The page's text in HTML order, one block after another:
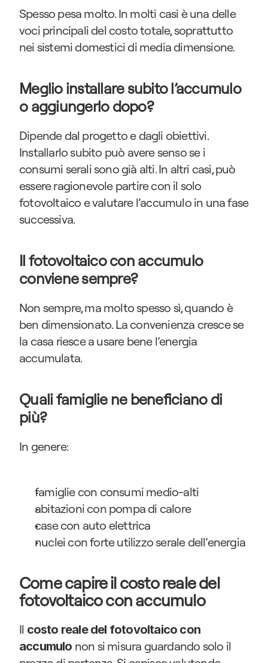
Spesso pesa molto. In molti casi è una delle
voci principali del costo totale, soprattutto
nei sistemi domestici di media dimensione.
Meglio installare subito l’accumulo
o aggiungerlo dopo?
Dipende dal progetto e dagli obiettivi.
Installarlo subito può avere senso se i
consumi serali sono già alti. In altri casi, può
essere ragionevole partire con il solo
fotovoltaico e valutare l’accumulo in una fase
successiva.
Il fotovoltaico con accumulo
conviene sempre?
Non sempre, ma molto spesso sì, quando è
ben dimensionato. La convenienza cresce se
la casa riesce a usare bene l’energia
accumulata.
Quali famiglie ne beneficiano di
più?
In genere:
famiglie con consumi medio-alti
abitazioni con pompa di calore
case con auto elettrica
nuclei con forte utilizzo serale dell’energia
Come capire il costo reale del
fotovoltaico con accumulo
Il costo reale del fotovoltaico con
accumulo non si misura guardando solo il